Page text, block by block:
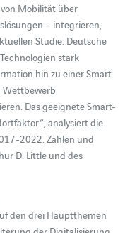
Mobilität über
– integrieren,
Studie. Deutsche
stark
hin zu einer Smart
Wettbewerb
Das geeignete Smart-
analysiert die
2022. Zahlen und
D. Little und des
den drei Hauptthemen